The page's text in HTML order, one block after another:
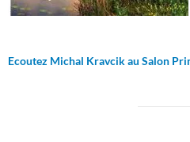
Ecoutez Michal Kravcik au Salon